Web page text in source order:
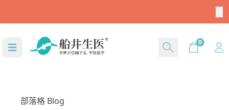
Cart0
部落格 Blog